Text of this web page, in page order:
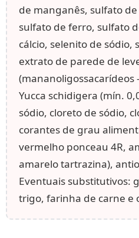
de manganês, sulfato
sulfato de ferro, sulfato
cálcio, selenito de sódio,
extrato de parede de
(mananoligossacarídeos
Yucca schidigera (mín.
sódio, cloreto de sódio,
corantes de grau
vermelho ponceau 4R,
amarelo tartrazina),
Eventuais substitutivos:
trigo, farinha de carne e